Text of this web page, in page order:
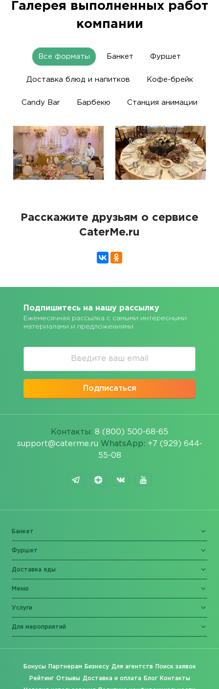
Галерея выполненных работ
компании
Все форматы Банкет Фуршет
Доставка блюд и напитков Кофе-брейк
Candy Bar Барбекю Станция анимации
Расскажите друзьям о сервисе
CaterMe.ru
Подпишитесь на нашу рассылку
Ежемесячная рассылка с самыми интересными
материалами и предложениями
Подписаться
Контакты: 8 (800) 500-68-65
support@caterme.ru WhatsApp: +7 (929) 644-
55-08
Банкет
Фуршет
Доставка еды
Меню
Услуги
Для мероприятий
Бонусы Партнерам Бизнесу Для агентств Поиск заявок
Рейтинг Отзывы Доставка и оплата Блог Контакты